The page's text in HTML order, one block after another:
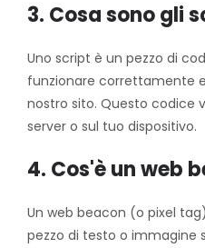
3. Cosa sono gli
Uno script è un pezzo di
funzionare correttamente
nostro sito. Questo codice
server o sul tuo dispositivo.
4. Cos'è un web
Un web beacon (o pixel
pezzo di testo o immagine